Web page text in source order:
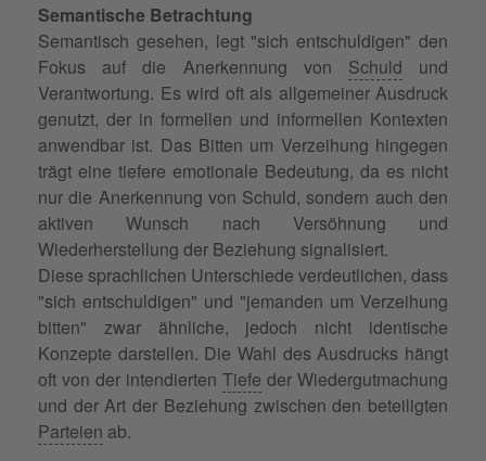
Semantische Betrachtung
Semantisch gesehen, legt "sich entschuldigen" den
Fokus auf die Anerkennung von Schuld und
Verantwortung. Es wird oft als allgemeiner Ausdruck
genutzt, der in formellen und informellen Kontexten
anwendbar ist. Das Bitten um Verzeihung hingegen
trägt eine tiefere emotionale Bedeutung, da es nicht
nur die Anerkennung von Schuld, sondern auch den
aktiven Wunsch nach Versöhnung und
Wiederherstellung der Beziehung signalisiert.
Diese sprachlichen Unterschiede verdeutlichen, dass
"sich entschuldigen" und "jemanden um Verzeihung
bitten" zwar ähnliche, jedoch nicht identische
Konzepte darstellen. Die Wahl des Ausdrucks hängt
oft von der intendierten Tiefe der Wiedergutmachung
und der Art der Beziehung zwischen den beteiligten
Parteien ab.